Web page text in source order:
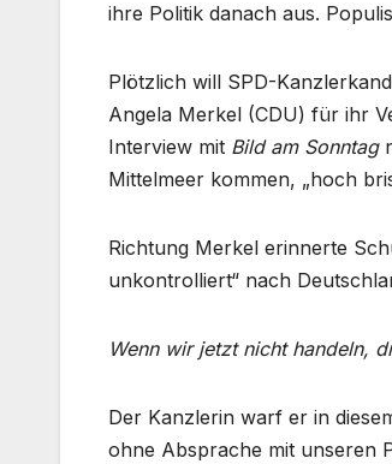
ihre Politik danach aus.
Plötzlich will SPD-
Angela Merkel (CDU) für ihr
Interview mit Bild am Sonntag
Mittelmeer kommen, „hoch
Richtung Merkel erinnerte
unkontrolliert“ nach
Wenn wir jetzt nicht handeln,
Der Kanzlerin warf er in
ohne Absprache mit unseren